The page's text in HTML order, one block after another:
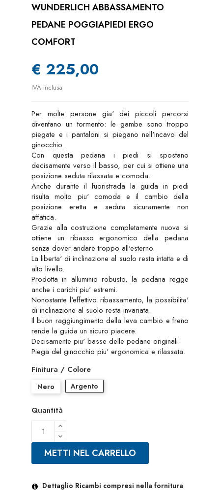
WUNDERLICH ABBASSAMENTO
PEDANE POGGIAPIEDI ERGO
COMFORT
€ 225,00
IVA inclusa
Per molte persone gia' dei piccoli percorsi
diventano un tormento: le gambe sono troppo
piegate e i pantaloni si piegano nell'incavo del
ginocchio.
Con questa pedana i piedi si spostano
decisamente verso il basso, per cui si ottiene una
posizione seduta rilassata e comoda.
Anche durante il fuoristrada la guida in piedi
risulta molto piu' comoda e il cambio della
posizione eretta e seduta sicuramente non
affatica.
Grazie alla costruzione completamente nuova si
ottiene un ribasso ergonomico della pedana
senza dover andare troppo all'esterno.
La liberta' di inclinazione al suolo resta intatta e di
alto livello.
Prodotta in alluminio robusto, la pedana regge
anche i carichi piu' estremi.
Nonostante l'effettivo ribassamento, la possibilita'
di inclinazione al suolo resta invariata.
Il buon raggiungimento della leva cambio e freno
rende la guida un sicuro piacere.
Decisamente piu' basse delle pedane originali.
Piega del ginocchio piu' ergonomica e rilassata.
Finitura / Colore
Nero Argento
Quantità
METTI NEL CARRELLO
Dettaglio Ricambi compresi nella fornitura